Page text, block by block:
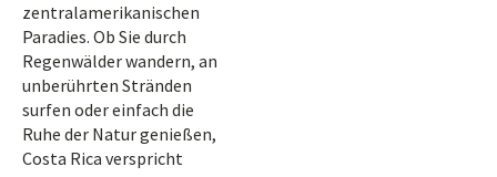
zentralamerikanischen
Paradies. Ob Sie durch
Regenwälder wandern, an
unberührten Stränden
surfen oder einfach die
Ruhe der Natur genießen,
Costa Rica verspricht